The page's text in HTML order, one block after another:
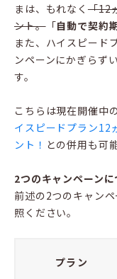
まは、もれなく 「12
ント。「自動で契約
また、ハイスピード
ンペーンにかぎらず
す。
こちらは現在開催中
イスピードプラン12
ント！ との併用も可
2つのキャンペーン
前述の2つのキャン
照ください。
プラン